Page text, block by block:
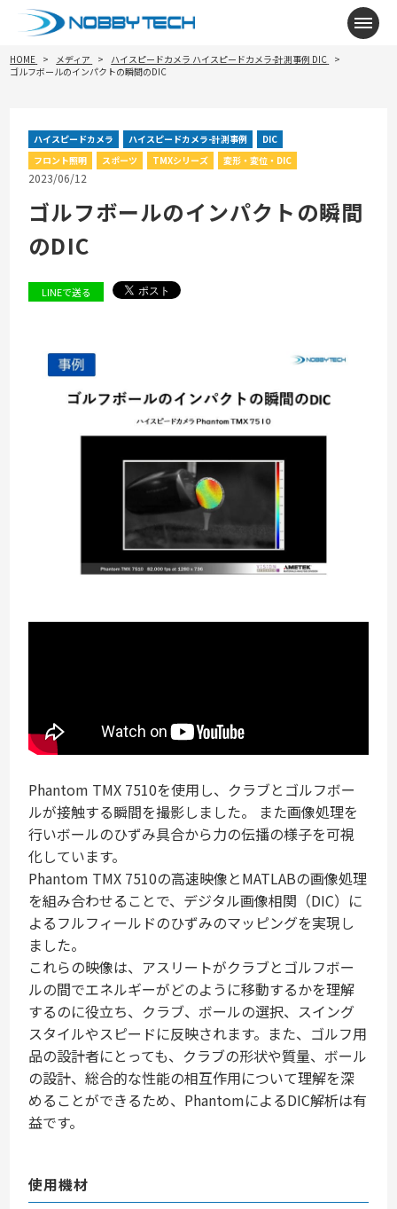
メニ
HOME メディア ハイスピードカメラ ハイスピードカメラ-計測事例 DIC
ゴルフボールのインパクトの瞬間のDIC
ハイスピードカメラ ハイスピードカメラ-計測事例
DIC
フロント照明
スポーツ TMXシリーズ 変形・変位・DIC
2023/06/12
ゴルフボールのインパクトの瞬間
のDIC
LINEで送る
Phantom TMX 7510を使用し、クラブとゴルフボー
ルが接触する瞬間を撮影しました。 また画像処理を
行いボールのひずみ具合から力の伝播の様子を可視
化しています。
Phantom TMX 7510の高速映像とMATLABの画像処理
を組み合わせることで、デジタル画像相関（DIC）に
よるフルフィールドのひずみのマッピングを実現し
ました。
これらの映像は、アスリートがクラブとゴルフボー
ルの間でエネルギーがどのように移動するかを理解
するのに役立ち、クラブ、ボールの選択、スイング
スタイルやスピードに反映されます。また、ゴルフ用
品の設計者にとっても、クラブの形状や質量、ボール
の設計、総合的な性能の相互作用について理解を深
めることができるため、PhantomによるDIC解析は有
益です。
使用機材